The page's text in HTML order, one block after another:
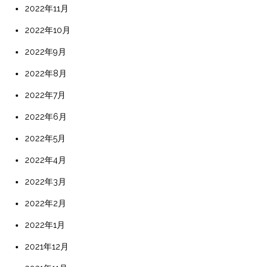
2022年11月
2022年10月
2022年9月
2022年8月
2022年7月
2022年6月
2022年5月
2022年4月
2022年3月
2022年2月
2022年1月
2021年12月